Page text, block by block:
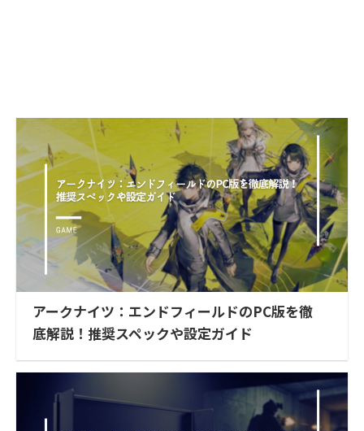
アークナイツ：エンドフィールドのPC版を徹
底解説！推奨スペックや設定ガイド